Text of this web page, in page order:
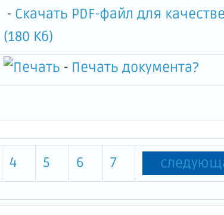
- Скачать PDF-файл для
(180 Кб)
- Печать документа?
4 5 6 7